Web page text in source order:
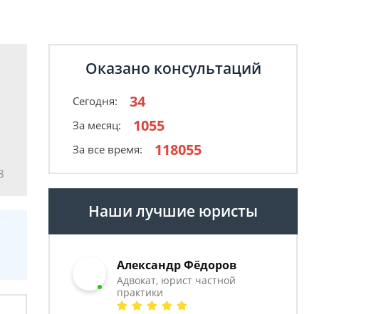
Оказано консультаций
Сегодня: 34
За месяц: 1055
За все время: 118055
Наши лучшие юристы
Александр Фёдоров
Адвокат, юрист частной
практики